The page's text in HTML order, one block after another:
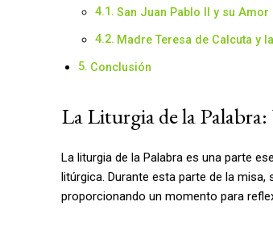
San Juan Pablo II y su Amor
Madre Teresa de Calcuta y
Conclusión
La Liturgia de la
La liturgia de la Palabra es una parte
litúrgica. Durante esta parte de la
proporcionando un momento para